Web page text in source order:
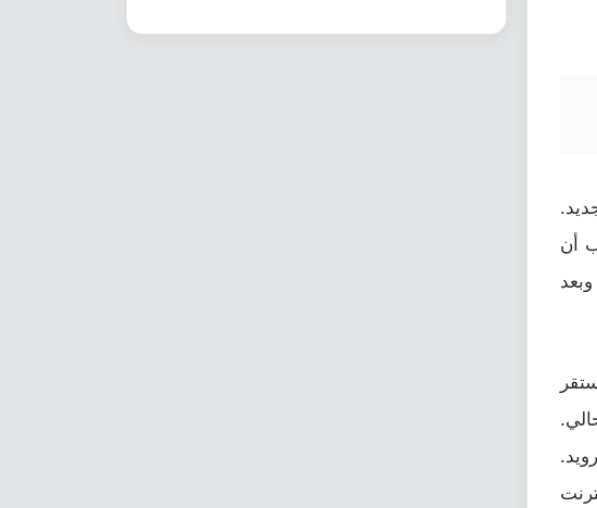
ذلك، يجب أن